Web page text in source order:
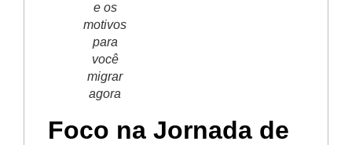
e os
motivos
para
você
migrar
agora
Foco na Jornada de